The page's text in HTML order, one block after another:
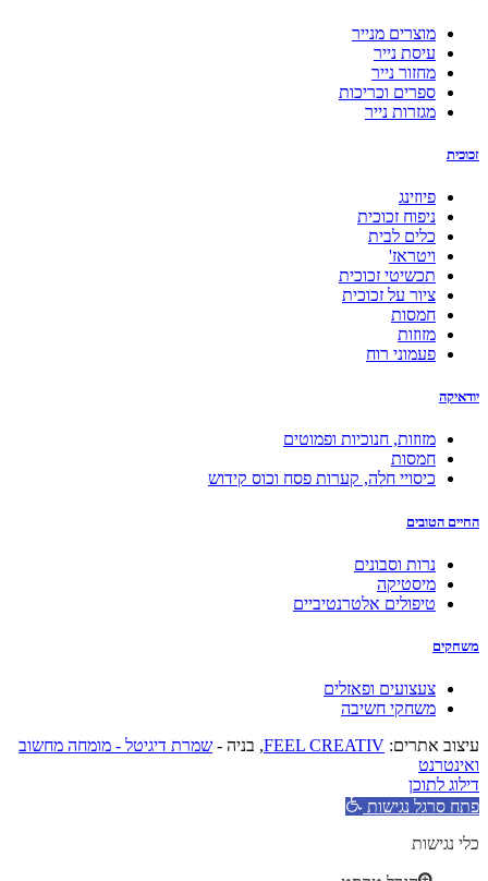
מוצרים מנייר
עיסת נייר
מחזור נייר
ספרים וכריכות
מגזרות נייר
זכוכית
פיוזינג
ניפוח זכוכית
כלים לבית
ויטראז'
תכשיטי זכוכית
ציור על זכוכית
חמסות
מזוזות
פעמוני רוח
יודאיקה
מזוזות, חנוכיות ופמוטים
חמסות
כיסויי חלה, קערות פסח וכוס קידוש
החיים הטובים
נרות וסבונים
מיסטיקה
טיפולים אלטרנטיביים
משחקים
צעצועים ופאזלים
משחקי חשיבה
עיצוב אתרים: FEEL CREATIV, בניה - שמרת דיגיטל - מומחה מחשוב
ואינטרנט
דילוג לתוכן
פתח סרגל נגישות
כלי נגישות